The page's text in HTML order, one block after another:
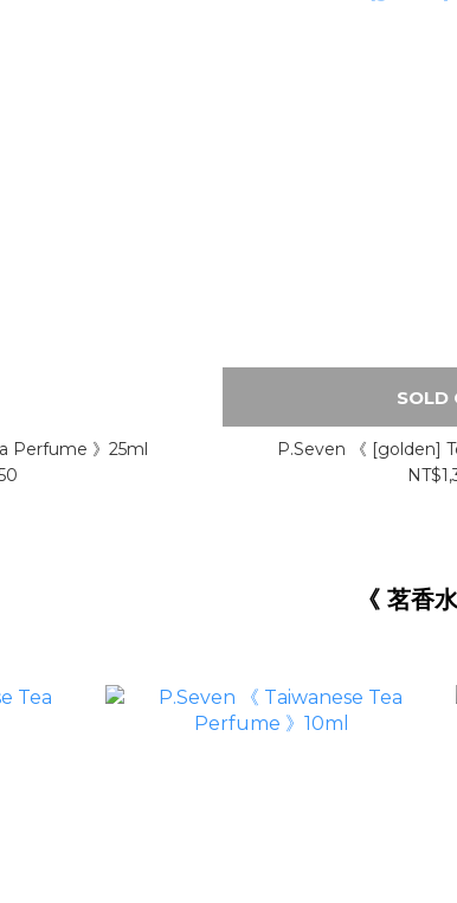
Perfume 》25ml
SOLD
P.Seven 《 [golden]
《 茗香